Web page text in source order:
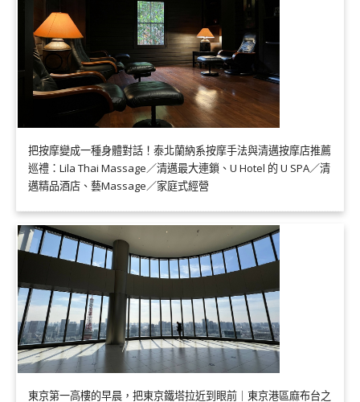
把按摩變成一種身體對話！泰北蘭納系按摩手法與清邁按摩店推薦
巡禮：Lila Thai Massage／清邁最大連鎖、U Hotel 的 U SPA／清
邁精品酒店、藝Massage／家庭式經營
東京第一高樓的早晨，把東京鐵塔拉近到眼前｜東京港區麻布台之